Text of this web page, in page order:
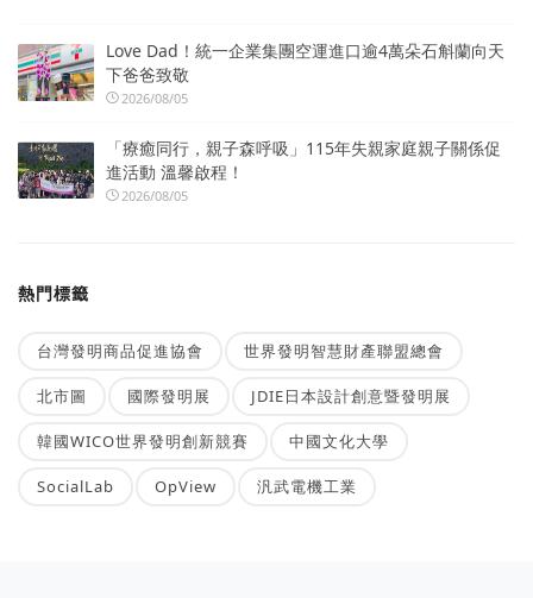
Love Dad！統一企業集團空運進口逾4萬朵石斛蘭向天
下爸爸致敬
2026/08/05
「療癒同行，親子森呼吸」115年失親家庭親子關係促
進活動 溫馨啟程！
2026/08/05
熱門標籤
台灣發明商品促進協會 世界發明智慧財產聯盟總會
北市圖 國際發明展 JDIE日本設計創意暨發明展
韓國WICO世界發明創新競賽 中國文化大學
SocialLab OpView 汎武電機工業